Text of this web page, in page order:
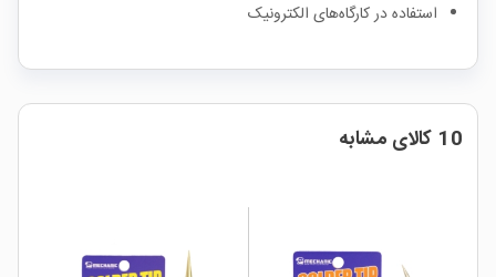
استفاده در کارگاه‌های الکترونیک
10 کالای مشابه